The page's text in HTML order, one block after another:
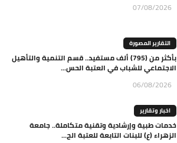
07/08/2026
التقارير المصورة
بأكثر من (795) ألف مستفيد.. قسم التنمية والتأهيل
الاجتماعي للشباب في العتبة الحس...
06/08/2026
اخبار وتقارير
خدمات طبية وإرشادية وتقنية متكاملة.. جامعة
الزهراء (ع) للبنات التابعة للعتبة الح...